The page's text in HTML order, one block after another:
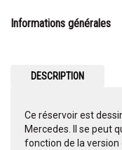
Informations générales
DESCRIPTION
Ce réservoir est
Mercedes. Il se peut
fonction de la version